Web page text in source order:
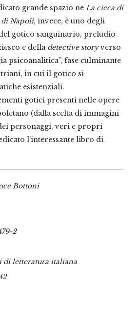
grande spazio ne La cieca di
Napoli, invece, è uno degli
gotico sanguinario, preludio
e della detective storyverso
psicoanalitica”, fase culminante
in cui il gotico si
esistenziali.
gotici presenti nelle opere
(dalla scelta di immagini
personaggi, veri e propri
l’interessante libro di
Bottoni
2
di letteratura italiana